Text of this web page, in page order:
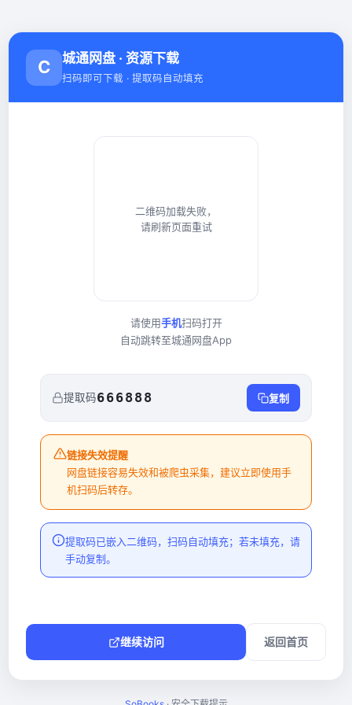
C 城通网盘 · 资源下载
扫码即可下载 · 提取码自动填充
二维码加载失败，
请刷新页面重试
请使用手机扫码打开
自动跳转至城通网盘App
提取码666888 复制
链接失效提醒
网盘链接容易失效和被爬虫采集，建议立即使用手
机扫码后转存。
提取码已嵌入二维码，扫码自动填充；若未填充，请
手动复制。
继续访问 返回首页